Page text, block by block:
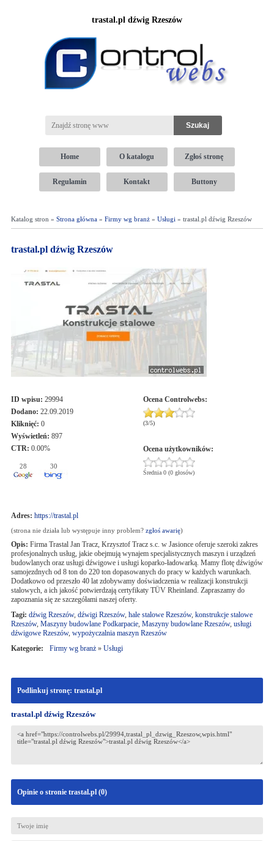
trastal.pl dźwig Rzeszów
Home O katalogu Zgłoś stronę
Regulamin Kontakt Buttony
Katalog stron » Strona główna» Firmy wg branż» Usługi » trastal.pl dźwig Rzeszów
trastal.pl dźwig Rzeszów
ID wpisu: 29994
Dodano: 22.09.2019
Kliknięć: 0
Wyświetleń: 897
CTR: 0.00%
28 30
Ocena Controlwebs:
(3/5)
Ocena użytkowników:
Średnia 0 (0 głosów)
Adres: https://trastal.pl
(strona nie działa lub występuje inny problem? zgłoś awarię)
Opis: Firma Trastal Jan Tracz, Krzysztof Tracz s.c. w Jasionce oferuje szeroki zakres
profesjonalnych usług, jakie obejmują wynajem specjalistycznych maszyn i urządzeń
budowlanych oraz usługi dźwigowe i usługi koparko-ładowarką. Mamy flotę dźwigów
samojezdnych od 8 ton do 220 ton dopasowanych do pracy w każdych warunkach.
Dodatkowo od przeszło 40 lat zdobywamy doświadczenia w realizacji konstrukcji
stalowych, a ich jakość potwierdzają certyfikaty TÜV Rheinland. Zapraszamy do
zapoznania się ze szczegółami naszej oferty.
Tagi: dźwig Rzeszów, dźwigi Rzeszów, hale stalowe Rzeszów, konstrukcje stalowe
Rzeszów, Maszyny budowlane Podkarpacie, Maszyny budowlane Rzeszów, usługi
dźwigowe Rzeszów, wypożyczalnia maszyn Rzeszów
Kategorie:
Firmy wg branż» Usługi
Podlinkuj stronę: trastal.pl
trastal.pl dźwig Rzeszów
Opinie o stronie trastal.pl (0)